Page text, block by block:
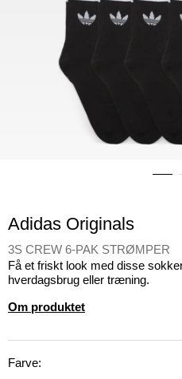
Adidas Originals
3S CREW 6-PAK STRØMPER
Få et friskt look med disse
hverdagsbrug eller træning.
Om produktet
Farve: